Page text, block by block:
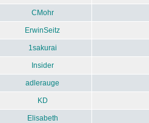
CMohr
ErwinSeitz
1sakurai
Insider
adlerauge
KD
Elisabeth